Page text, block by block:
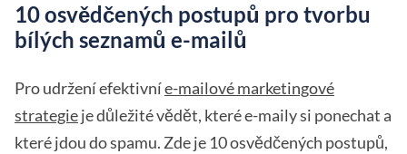
10 osvědčených postupů pro tvorbu
bílých seznamů e-mailů
Pro udržení efektivníe-mailové marketingové
strategieje důležité vědět, které e-maily si ponechat a
které jdou do spamu. Zde je 10 osvědčených postupů,